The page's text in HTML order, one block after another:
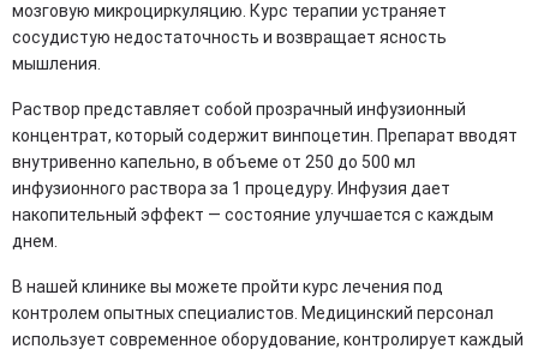
мозговую микроциркуляцию. Курс терапии устраняет
сосудистую недостаточность и возвращает ясность
мышления.
Раствор представляет собой прозрачный инфузионный
концентрат, который содержит винпоцетин. Препарат вводят
внутривенно капельно, в объеме от 250 до 500 мл
инфузионного раствора за 1 процедуру. Инфузия дает
накопительный эффект — состояние улучшается с каждым
днем.
В нашей клинике вы можете пройти курс лечения под
контролем опытных специалистов. Медицинский персонал
использует современное оборудование, контролирует каждый